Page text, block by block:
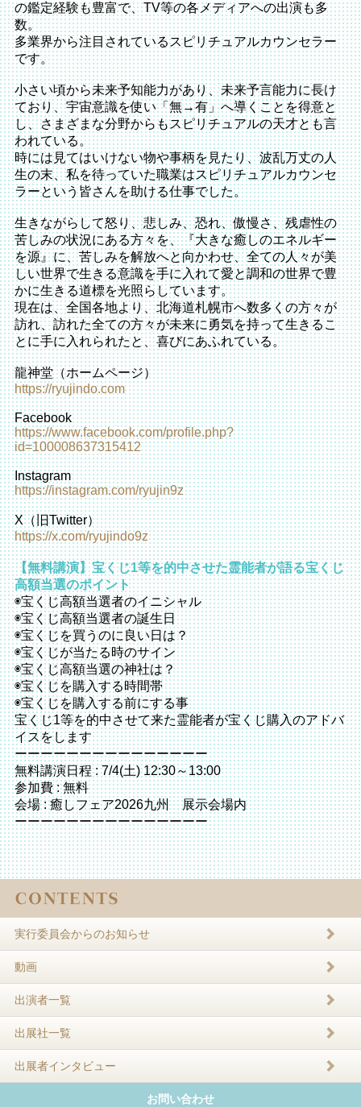
の鑑定経験も豊富で、TV等の各メディアへの出演も多
数。
多業界から注目されているスピリチュアルカウンセラー
です。
小さい頃から未来予知能力があり、未来予言能力に長け
ており、宇宙意識を使い「無→有」へ導くことを得意と
し、さまざまな分野からもスピリチュアルの天才とも言
われている。
時には見てはいけない物や事柄を見たり、波乱万丈の人
生の末、私を待っていた職業はスピリチュアルカウンセ
ラーという皆さんを助ける仕事でした。
生きながらして怒り、悲しみ、恐れ、傲慢さ、残虐性の
苦しみの状況にある方々を、『大きな癒しのエネルギー
を源』に、苦しみを解放へと向かわせ、全ての人々が美
しい世界で生きる意識を手に入れて愛と調和の世界で豊
かに生きる道標を光照らしています。
現在は、全国各地より、北海道札幌市へ数多くの方々が
訪れ、訪れた全ての方々が未来に勇気を持って生きるこ
とに手に入れられたと、喜びにあふれている。
龍神堂（ホームページ）
https://ryujindo.com
Facebook
https://www.facebook.com/profile.php?
id=100008637315412
Instagram
https://instagram.com/ryujin9z
X（旧Twitter）
https://x.com/ryujindo9z
【無料講演】宝くじ1等を的中させた霊能者が語る宝くじ
高額当選のポイント
◉宝くじ高額当選者のイニシャル
◉宝くじ高額当選者の誕生日
◉宝くじを買うのに良い日は？
◉宝くじが当たる時のサイン
◉宝くじ高額当選の神社は？
◉宝くじを購入する時間帯
◉宝くじを購入する前にする事
宝くじ1等を的中させて来た霊能者が宝くじ購入のアドバ
イスをします
ーーーーーーーーーーーーーーー
無料講演日程 : 7/4(土) 12:30～13:00
参加費 : 無料
会場 : 癒しフェア2026九州 展示会場内
ーーーーーーーーーーーーーーー
実行委員会からのお知らせ
動画
出演者一覧
出展社一覧
出展者インタビュー
お問い合わせ